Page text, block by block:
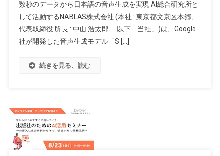
数秒のデータから日本語の音声生成を実現 AI総合研究所と
して活動するNABLAS株式会社 (本社 : 東京都文京区本郷、
代表取締役 所長 : 中山 浩太郎、 以下「当社」)は、Google
社が開発した音声生成モデル「S […]
続きを見る、読む